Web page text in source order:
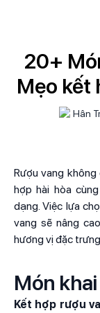
20+
Mẹo kết
Hân
Rượu vang
hợp hài hòa
dạng. Việc lựa
vang sẽ nâng
hương vị đặc
Món
Kết hợp rượu